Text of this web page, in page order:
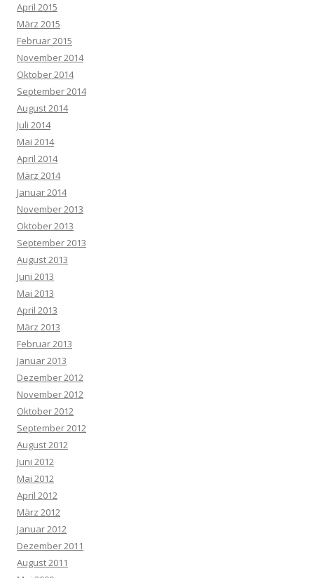
April 2015
März 2015
Februar 2015
November 2014
Oktober 2014
September 2014
August 2014
Juli 2014
Mai 2014
April 2014
März 2014
Januar 2014
November 2013
Oktober 2013
September 2013
August 2013
Juni 2013
Mai 2013
April 2013
März 2013
Februar 2013
Januar 2013
Dezember 2012
November 2012
Oktober 2012
September 2012
August 2012
Juni 2012
Mai 2012
April 2012
März 2012
Januar 2012
Dezember 2011
August 2011